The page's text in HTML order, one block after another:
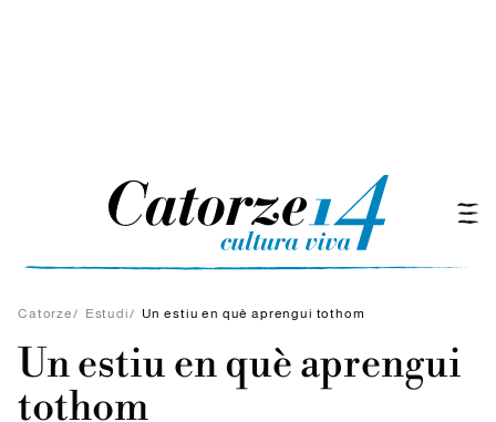
Catorze/ Estudi/ Un estiu en què aprengui tothom
Un estiu en què aprengui
tothom